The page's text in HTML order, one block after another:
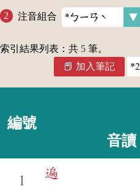
注音組合
索引結果列表：共 5 筆。
加入筆記
編號
音讀
1
遍